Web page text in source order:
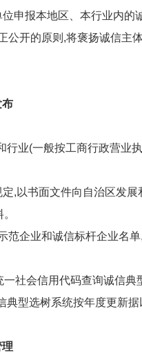
报本地区、本行业内的
开的原则,将褒扬诚信主
业(一般按工商行政营业
以书面文件向自治区发
企业和诚信标杆企业名
社会信用代码查询诚信典
型选树系统按年度更新据